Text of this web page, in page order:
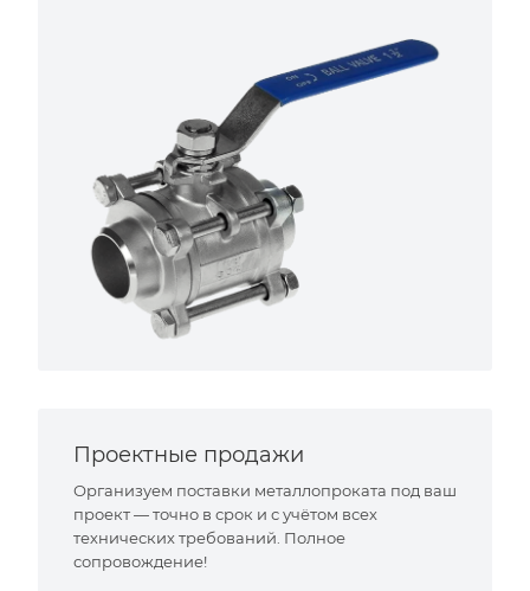
Проектные продажи
Организуем поставки металлопроката под ваш
проект — точно в срок и с учётом всех
технических требований. Полное
сопровождение!